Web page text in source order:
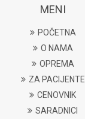
MENI
POČETNA
O NAMA
OPREMA
ZA PACIJENTE
CENOVNIK
SARADNICI